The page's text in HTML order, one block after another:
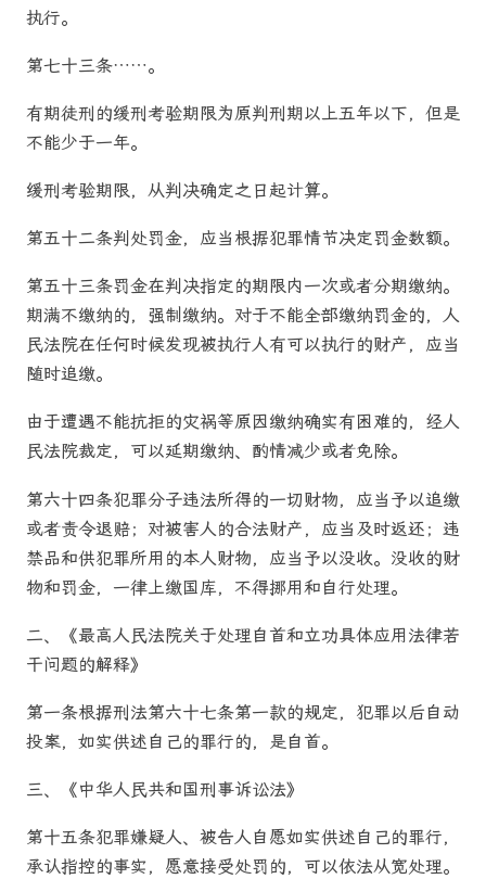
执行。
第七十三条……。
有期徒刑的缓刑考验期限为原判刑期以上五年以下，但是
不能少于一年。
缓刑考验期限，从判决确定之日起计算。
第五十二条判处罚金，应当根据犯罪情节决定罚金数额。
第五十三条罚金在判决指定的期限内一次或者分期缴纳。
期满不缴纳的，强制缴纳。对于不能全部缴纳罚金的，人
民法院在任何时候发现被执行人有可以执行的财产，应当
随时追缴。
由于遭遇不能抗拒的灾祸等原因缴纳确实有困难的，经人
民法院裁定，可以延期缴纳、酌情减少或者免除。
第六十四条犯罪分子违法所得的一切财物，应当予以追缴
或者责令退赔；对被害人的合法财产，应当及时返还；违
禁品和供犯罪所用的本人财物，应当予以没收。没收的财
物和罚金，一律上缴国库，不得挪用和自行处理。
二、《最高人民法院关于处理自首和立功具体应用法律若
干问题的解释》
第一条根据刑法第六十七条第一款的规定，犯罪以后自动
投案，如实供述自己的罪行的，是自首。
三、《中华人民共和国刑事诉讼法》
第十五条犯罪嫌疑人、被告人自愿如实供述自己的罪行，
承认指控的事实，愿意接受处罚的，可以依法从宽处理。